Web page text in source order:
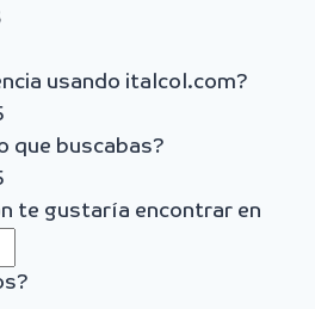
usando italcol.com?
que buscabas?
te gustaría encontrar en